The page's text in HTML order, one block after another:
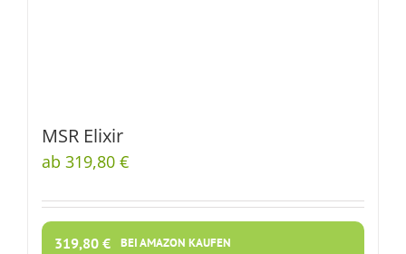
MSR Elixir
ab 319,80 €
319,80 € BEI AMAZON KAUFEN